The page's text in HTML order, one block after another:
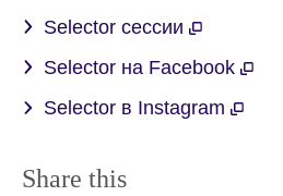
Selector сессии
Selector на Facebook
Selector в Instagram
Share this